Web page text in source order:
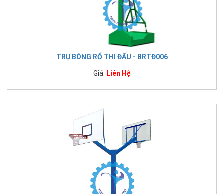
TRỤ BÓNG RỔ THI ĐẤU - BRTĐ006
Giá: Liên Hệ